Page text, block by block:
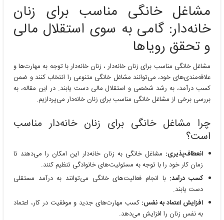
مشاغل خانگی مناسب برای زنان
خانه‌دار: گامی به سوی استقلال مالی
و تحقق رویاها
مشاغل خانگی مناسب برای زنان خانه‌دار ، زنان خانه‌دار با توجه به مهارت‌ها و
علاقه‌مندی‌های خود، می‌توانند مشاغل خانگی متنوعی را انتخاب کنند و ضمن
کسب درآمد، به رشد شخصی و استقلال مالی دست یابند. در این مقاله، به
بررسی برخی از مشاغل خانگی مناسب برای زنان خانه‌دار می‌پردازیم.
چرا مشاغل خانگی برای زنان خانه‌دار مناسب
است؟
انعطاف‌پذیری: مشاغل خانگی به زنان خانه‌دار این امکان را می‌دهند تا
زمان کار خود را با توجه به مسئولیت‌های خانوادگی تنظیم کنند.
کسب درآمد: با انجام فعالیت‌های خانگی می‌توانند به درآمد مستقلی
دست یابند.
افزایش اعتماد به نفس: کسب مهارت‌های جدید و موفقیت در کار، اعتماد
به نفس زنان را افزایش می‌دهد.